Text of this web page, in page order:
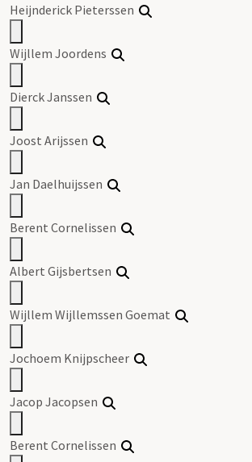
Heijnderick Pieterssen
Wijllem Joordens
Dierck Janssen
Joost Arijssen
Jan Daelhuijssen
Berent Cornelissen
Albert Gijsbertsen
Wijllem Wijllemssen Goemat
Jochoem Knijpscheer
Jacop Jacopsen
Berent Cornelissen